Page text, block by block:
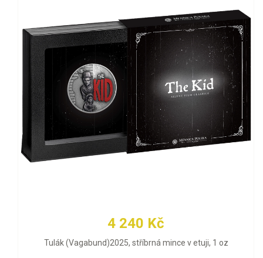
4 240 Kč
Tulák (Vagabund)2025, stříbrná mince v etuji, 1 oz